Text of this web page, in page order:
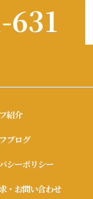
631
紹介
ブログ
シーポリシー
・お問い合わせ